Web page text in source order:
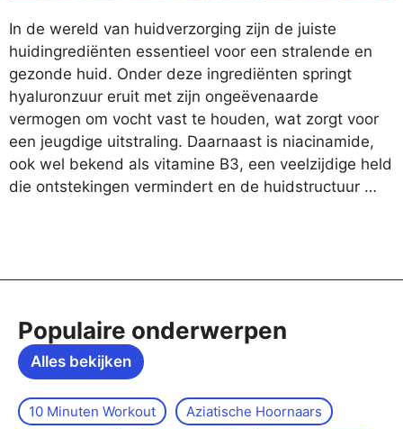
In de wereld van huidverzorging zijn de juiste
huidingrediënten essentieel voor een stralende en
gezonde huid. Onder deze ingrediënten springt
hyaluronzuur eruit met zijn ongeëvenaarde
vermogen om vocht vast te houden, wat zorgt voor
een jeugdige uitstraling. Daarnaast is niacinamide,
ook wel bekend als vitamine B3, een veelzijdige held
die ontstekingen vermindert en de huidstructuur …
Populaire onderwerpen
Alles bekijken
10 Minuten Workout
Aziatische Hoornaars